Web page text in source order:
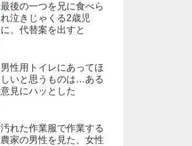
最後の一つを兄に食べら
れ泣きじゃくる2歳児
に、代替案を出すと
男性用トイレにあってほ
しいと思うものは…ある
意見にハッとした
汚れた作業服で作業する
農家の男性を見た、女性